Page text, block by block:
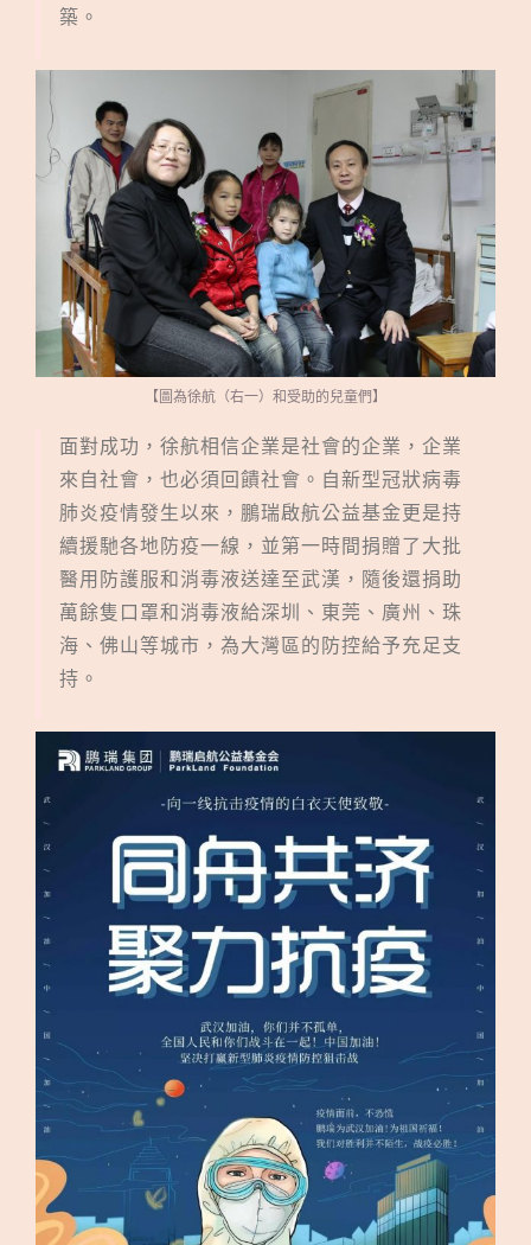
築。
【圖為徐航（右一）和受助的兒童們】
面對成功，徐航相信企業是社會的企業，企業
來自社會，也必須回饋社會。自新型冠狀病毒
肺炎疫情發生以來，鵬瑞啟航公益基金更是持
續援馳各地防疫一線，並第一時間捐贈了大批
醫用防護服和消毒液送達至武漢，隨後還捐助
萬餘隻口罩和消毒液給深圳、東莞、廣州、珠
海、佛山等城市，為大灣區的防控給予充足支
持。